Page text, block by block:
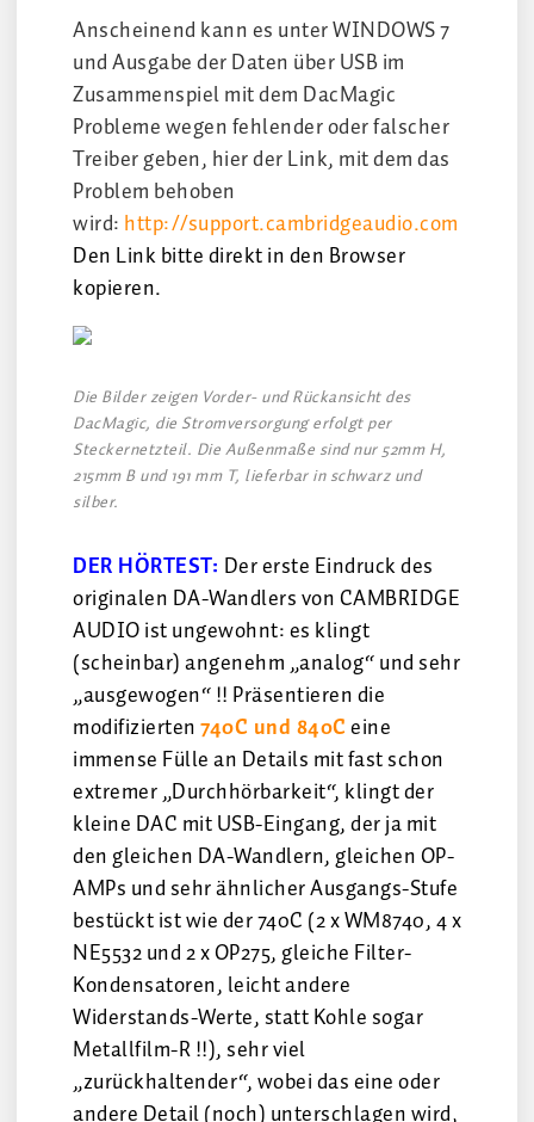
Anscheinend kann es unter WINDOWS 7
und Ausgabe der Daten über USB im
Zusammenspiel mit dem DacMagic
Probleme wegen fehlender oder falscher
Treiber geben, hier der Link, mit dem das
Problem behoben
wird: http://support.cambridgeaudio.com
Den Link bitte direkt in den Browser
kopieren.
Die Bilder zeigen Vorder- und Rückansicht des
DacMagic, die Stromversorgung erfolgt per
Steckernetzteil. Die Außenmaße sind nur 52mm H,
215mm B und 191 mm T, lieferbar in schwarz und
silber.
DER HÖRTEST: Der erste Eindruck des
originalen DA-Wandlers von CAMBRIDGE
AUDIO ist ungewohnt: es klingt
(scheinbar) angenehm „analog“ und sehr
„ausgewogen“ !! Präsentieren die
modifizierten740C und 840Ceine
immense Fülle an Details mit fast schon
extremer „Durchhörbarkeit“, klingt der
kleine DAC mit USB-Eingang, der ja mit
den gleichen DA-Wandlern, gleichen OP-
AMPs und sehr ähnlicher Ausgangs-Stufe
bestückt ist wie der 740C (2 x WM8740, 4 x
NE5532 und 2 x OP275, gleiche Filter-
Kondensatoren, leicht andere
Widerstands-Werte, statt Kohle sogar
Metallfilm-R !!), sehr viel
„zurückhaltender“, wobei das eine oder
andere Detail (noch) unterschlagen wird,